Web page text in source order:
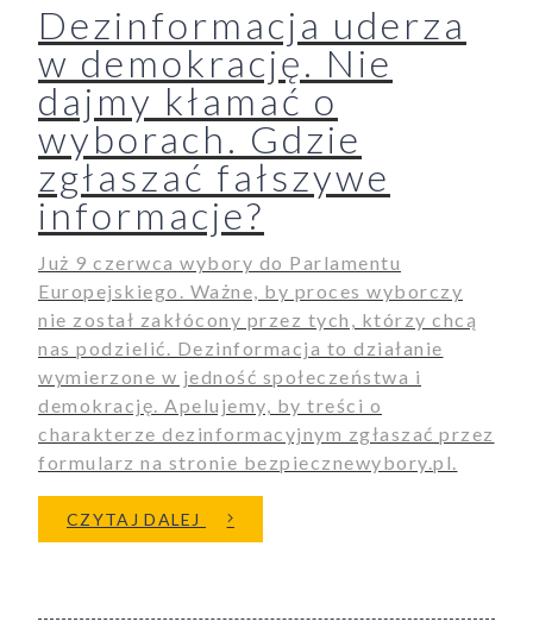
Dezinformacja uderza
w demokrację. Nie
dajmy kłamać o
wyborach. Gdzie
zgłaszać fałszywe
informacje?
Już 9 czerwca wybory do Parlamentu
Europejskiego. Ważne, by proces wyborczy
nie został zakłócony przez tych, którzy chcą
nas podzielić. Dezinformacja to działanie
wymierzone w jedność społeczeństwa i
demokrację. Apelujemy, by treści o
charakterze dezinformacyjnym zgłaszać przez
formularz na stronie bezpiecznewybory.pl.
CZYTAJ DALEJ O DEZINFORMACJA UDERZA W